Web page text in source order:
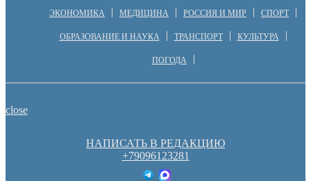
ЭКОНОМИКА МЕДИЦИНА РОССИЯ И МИР СПОРТ
ОБРАЗОВАНИЕ И НАУКА ТРАНСПОРТ КУЛЬТУРА
ПОГОДА
close
НАПИСАТЬ В РЕДАКЦИЮ
+79096123281